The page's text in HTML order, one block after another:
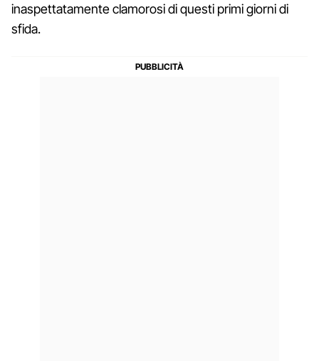
inaspettatamente clamorosi di questi primi giorni di
sfida.